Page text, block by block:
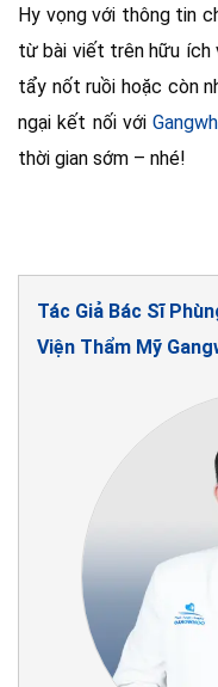
Hy vọng với thông tin
từ bài viết trên hữu ích
tẩy nốt ruồi hoặc còn
ngại kết nối với
thời gian sớm – nhé!
Tác Giả Bác Sĩ
Viện Thẩm Mỹ